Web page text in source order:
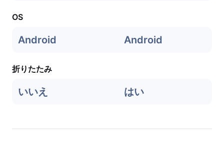
OS
Android Android
折りたたみ
いいえ はい